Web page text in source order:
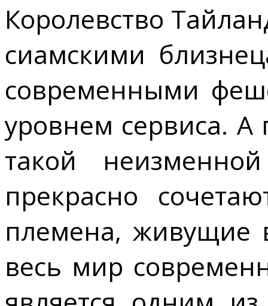
Королевство
сиамскими
современными
уровнем сервиса. А
такой
прекрасно
племена, живущие
весь мир